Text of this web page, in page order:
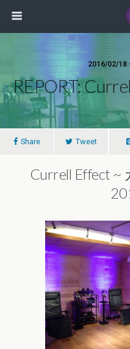
2016/02/18
REPORT:
Share Tweet
Currell Effect ~